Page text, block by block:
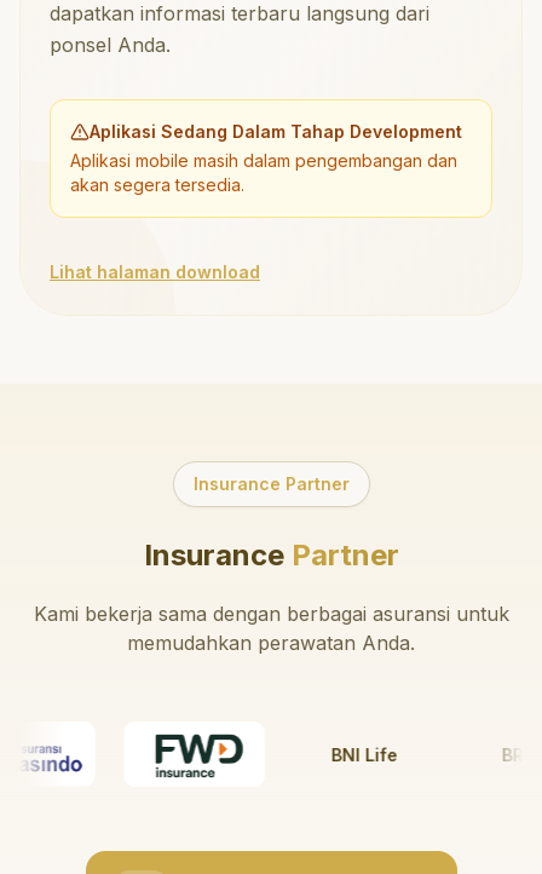
dapatkan informasi terbaru langsung dari
ponsel Anda.
Aplikasi Sedang Dalam Tahap Development
Aplikasi mobile masih dalam pengembangan dan
akan segera tersedia.
Lihat halaman download
Insurance Partner
InsurancePartner
Kami bekerja sama dengan berbagai asuransi untuk
memudahkan perawatan Anda.
BNI Life BRI Life